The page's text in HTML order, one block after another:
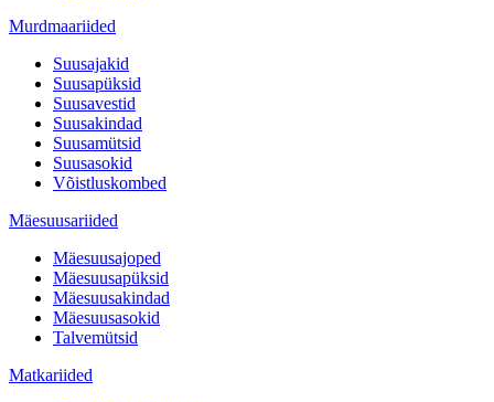
Murdmaariided
Suusajakid
Suusapüksid
Suusavestid
Suusakindad
Suusamütsid
Suusasokid
Võistluskombed
Mäesuusariided
Mäesuusajoped
Mäesuusapüksid
Mäesuusakindad
Mäesuusasokid
Talvemütsid
Matkariided